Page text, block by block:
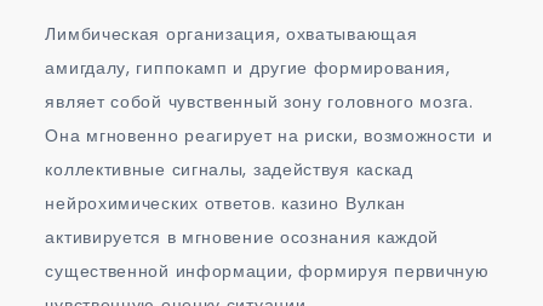
Лимбическая организация, охватывающая
амигдалу, гиппокамп и другие формирования,
являет собой чувственный зону головного мозга.
Она мгновенно реагирует на риски, возможности и
коллективные сигналы, задействуя каскад
нейрохимических ответов. казино Вулкан
активируется в мгновение осознания каждой
существенной информации, формируя первичную